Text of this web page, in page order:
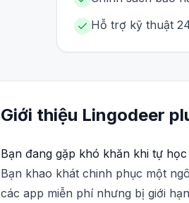
Hỗ trợ kỹ thuật
Giới thiệu Lingodeer
Bạn đang gặp khó khăn khi tự
Bạn khao khát chinh phục một
các app miễn phí nhưng bị giới